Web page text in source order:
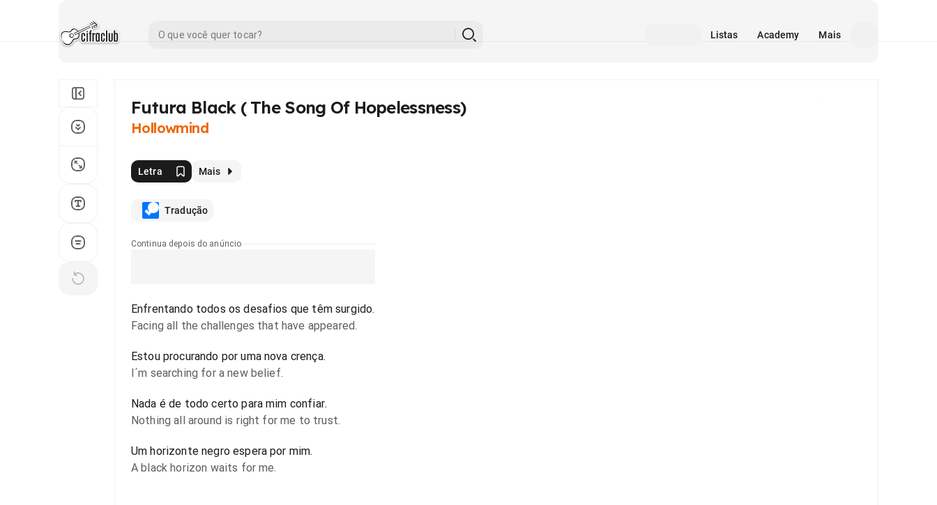
Listas Academy Mais
Futura Black ( The Song Of Hopelessness)
Hollowmind
Letra Mais
Tradução
Continua depois do anúncio
Enfrentando todos os desafios que têm surgido.
Facing all the challenges that have appeared.
Estou procurando por uma nova crença.
I´m searching for a new belief.
Nada é de todo certo para mim confiar.
Nothing all around is right for me to trust.
Um horizonte negro espera por mim.
A black horizon waits for me.